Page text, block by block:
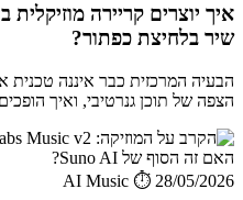
איך יוצרים קריירה
שיר בלחיצת כפתור?
הבעיה המרכזית כבר איננה
הצפה של תוכן גנרטיבי, ואיך
AI Music ⏱️ 28/05/2026